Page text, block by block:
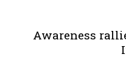
Awareness